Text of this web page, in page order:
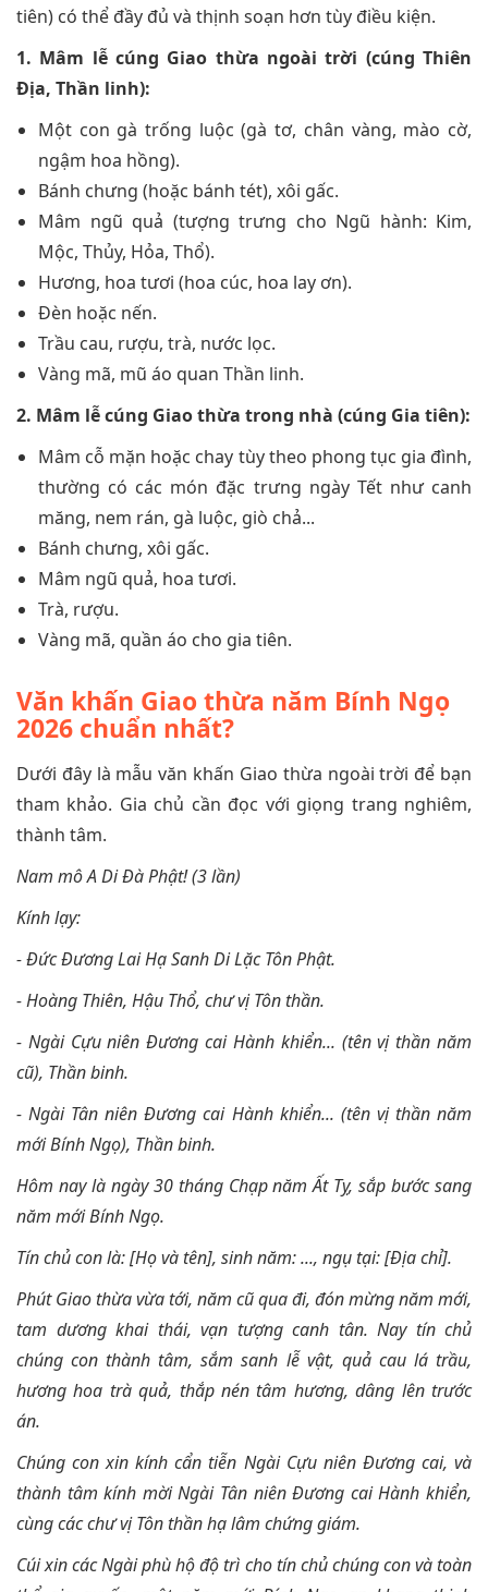
tiên) có thể đầy đủ và thịnh soạn hơn tùy điều kiện.
1. Mâm lễ cúng Giao thừa ngoài trời (cúng Thiên
Địa, Thần linh):
Một con gà trống luộc (gà tơ, chân vàng, mào cờ,
ngậm hoa hồng).
Bánh chưng (hoặc bánh tét), xôi gấc.
Mâm ngũ quả (tượng trưng cho Ngũ hành: Kim,
Mộc, Thủy, Hỏa, Thổ).
Hương, hoa tươi (hoa cúc, hoa lay ơn).
Đèn hoặc nến.
Trầu cau, rượu, trà, nước lọc.
Vàng mã, mũ áo quan Thần linh.
2. Mâm lễ cúng Giao thừa trong nhà (cúng Gia tiên):
Mâm cỗ mặn hoặc chay tùy theo phong tục gia đình,
thường có các món đặc trưng ngày Tết như canh
măng, nem rán, gà luộc, giò chả...
Bánh chưng, xôi gấc.
Mâm ngũ quả, hoa tươi.
Trà, rượu.
Vàng mã, quần áo cho gia tiên.
Văn khấn Giao thừa năm Bính Ngọ
2026 chuẩn nhất?
Dưới đây là mẫu văn khấn Giao thừa ngoài trời để bạn
tham khảo. Gia chủ cần đọc với giọng trang nghiêm,
thành tâm.
Nam mô A Di Đà Phật! (3 lần)
Kính lạy:
- Đức Đương Lai Hạ Sanh Di Lặc Tôn Phật.
- Hoàng Thiên, Hậu Thổ, chư vị Tôn thần.
- Ngài Cựu niên Đương cai Hành khiển... (tên vị thần năm
cũ), Thần binh.
- Ngài Tân niên Đương cai Hành khiển... (tên vị thần năm
mới Bính Ngọ), Thần binh.
Hôm nay là ngày 30 tháng Chạp năm Ất Tỵ, sắp bước sang
năm mới Bính Ngọ.
Tín chủ con là: [Họ và tên], sinh năm: ..., ngụ tại: [Địa chỉ].
Phút Giao thừa vừa tới, năm cũ qua đi, đón mừng năm mới,
tam dương khai thái, vạn tượng canh tân. Nay tín chủ
chúng con thành tâm, sắm sanh lễ vật, quả cau lá trầu,
hương hoa trà quả, thắp nén tâm hương, dâng lên trước
án.
Chúng con xin kính cẩn tiễn Ngài Cựu niên Đương cai, và
thành tâm kính mời Ngài Tân niên Đương cai Hành khiển,
cùng các chư vị Tôn thần hạ lâm chứng giám.
Cúi xin các Ngài phù hộ độ trì cho tín chủ chúng con và toàn